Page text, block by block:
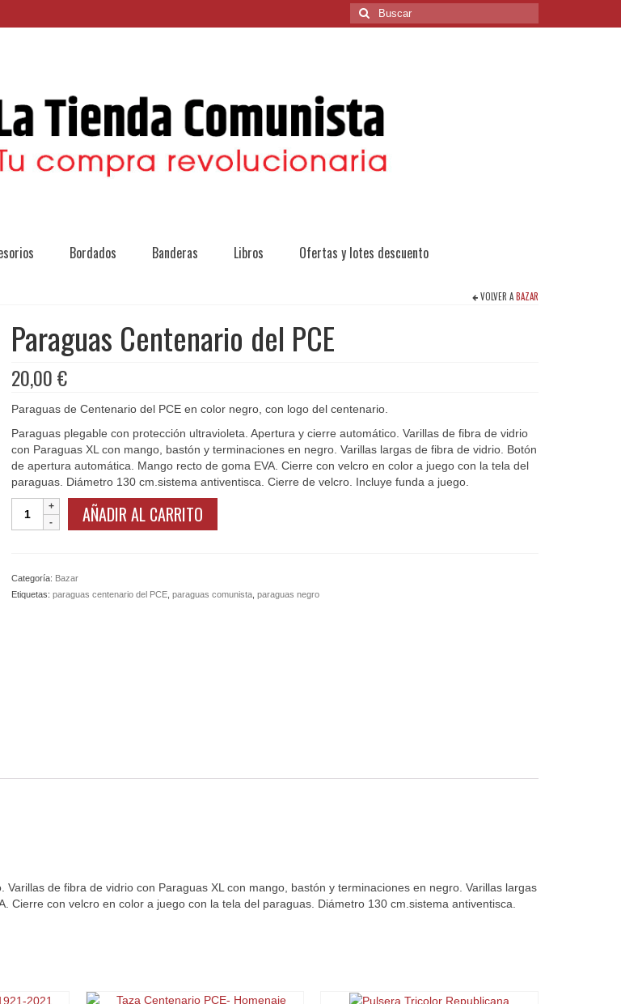
Buscar
por:
Bordados Banderas Libros Ofertas y lotes descuento
VOLVER ABAZAR
Paraguas Centenario del PCE
20,00€
Paraguas de Centenario del PCE en color negro, con logo del centenario.
Paraguas plegable con protección ultravioleta. Apertura y cierre automático. Varillas de fibra de vidrio
con Paraguas XL con mango, bastón y terminaciones en negro. Varillas largas de fibra de vidrio. Botón
de apertura automática. Mango recto de goma EVA. Cierre con velcro en color a juego con la tela del
paraguas. Diámetro 130 cm.sistema antiventisca. Cierre de velcro. Incluye funda a juego.
Paraguas
Centenario
AÑADIR AL CARRITO
Categoría: Bazar
Etiquetas: paraguas centenario del PCE, paraguas comunista, paraguas negro
de fibra de vidrio con Paraguas XL con mango, bastón y terminaciones en negro. Varillas largas
con velcro en color a juego con la tela del paraguas. Diámetro 130 cm.sistema antiventisca.